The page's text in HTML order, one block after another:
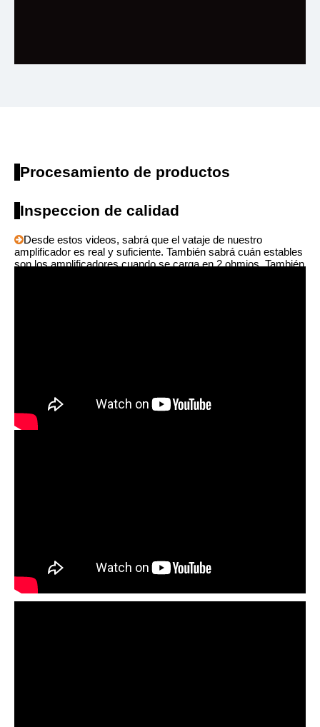
Procesamiento de productos
Inspeccion de calidad
Desde estos videos, sabrá que el vataje de nuestro
amplificador es real y suficiente. También sabrá cuán estables
son los amplificadores cuando se carga en 2 ohmios. También